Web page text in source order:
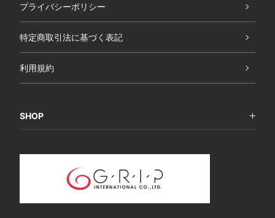
プライバシーポリシー
特定商取引法に基づく表記
利用規約
SHOP